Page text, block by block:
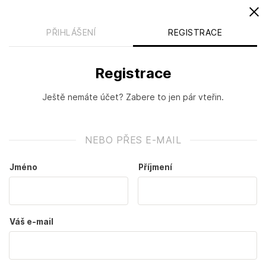
0
PŘIHLÁŠENÍ REGISTRACE
Registrace
Ještě nemáte účet? Zabere to jen pár vteřin.
NEBO PŘES E-MAIL
Jméno Příjmení
Váš e-mail